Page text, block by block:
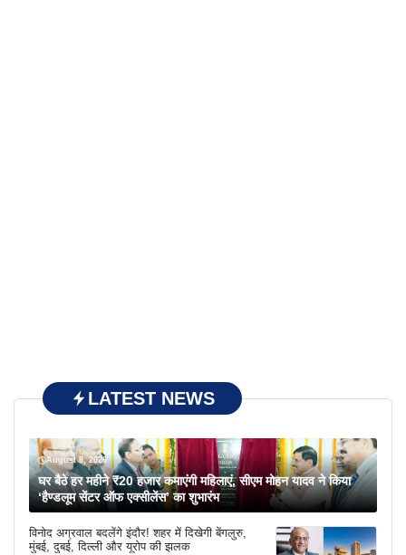
LATEST NEWS
August 8, 2026
घर बैठे हर महीने ₹20 हजार कमाएंगी महिलाएं, सीएम मोहन यादव ने किया
‘हैण्डलूम सेंटर ऑफ एक्सीलेंस’ का शुभारंभ
विनोद अग्रवाल बदलेंगे इंदौर! शहर में दिखेगी बेंगलुरु,
मुंबई, दुबई, दिल्ली और यूरोप की झलक